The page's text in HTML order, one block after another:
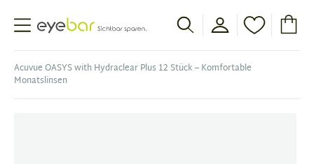
Abele Optic
Acuvue OASYS with Hydraclear Plus 12 Stück – Komfortable
Monatslinsen